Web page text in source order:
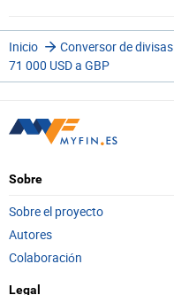
Inicio Conversor de divisas
71 000 USD a GBP
Sobre
Sobre el proyecto
Autores
Colaboración
Legal